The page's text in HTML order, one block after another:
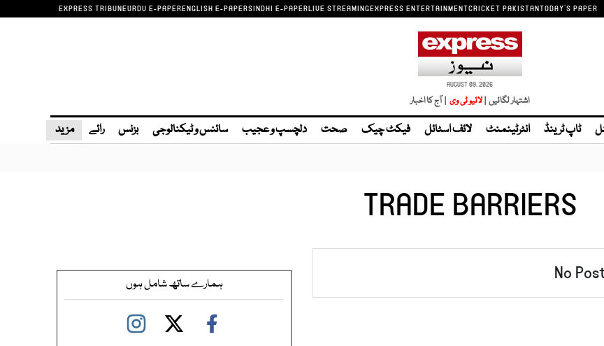
EXPRESS TRIBUNEURDU E-PAPERENGLISH E-PAPERSINDHI E-PAPERLIVE STREAMINGEXPRESS ENTERTAINMENTCRICKET PAKISTANTODAY'S PAPER
AUGUST 09, 2026
اشتہار لگائیں |لائیو ٹی وی | آج کا اخبار
ٹاپ ٹرینڈ انٹرٹینمنٹ لائف اسٹائل فیکٹ چیک صحت دلچسپ و عجیب سائنس و ٹیکنالوجی بزنس رائے مزید
TRADE BARRIERS
No ہمارے ساتھ شامل ہوں